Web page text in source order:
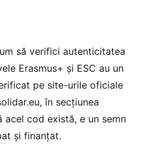
să verifici autenticitatea
Erasmus+ și ESC au un
pe site-urile oficiale
în secțiunea
acel cod există, e un semn
și finanțat.